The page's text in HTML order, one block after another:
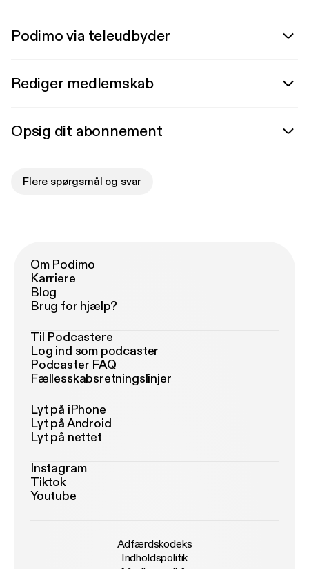
Podimo via teleudbyder
Rediger medlemskab
Opsig dit abonnement
Flere spørgsmål og svar
Om Podimo
Karriere
Blog
Brug for hjælp?
Til Podcastere
Log ind som podcaster
Podcaster FAQ
Fællesskabsretningslinjer
Lyt på iPhone
Lyt på Android
Lyt på nettet
Instagram
Tiktok
Youtube
Adfærdskodeks
Indholdspolitik